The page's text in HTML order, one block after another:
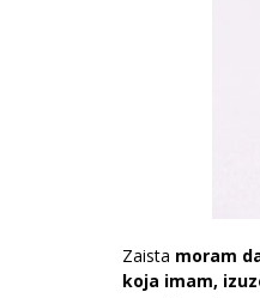
Zaista moram
koja imam,